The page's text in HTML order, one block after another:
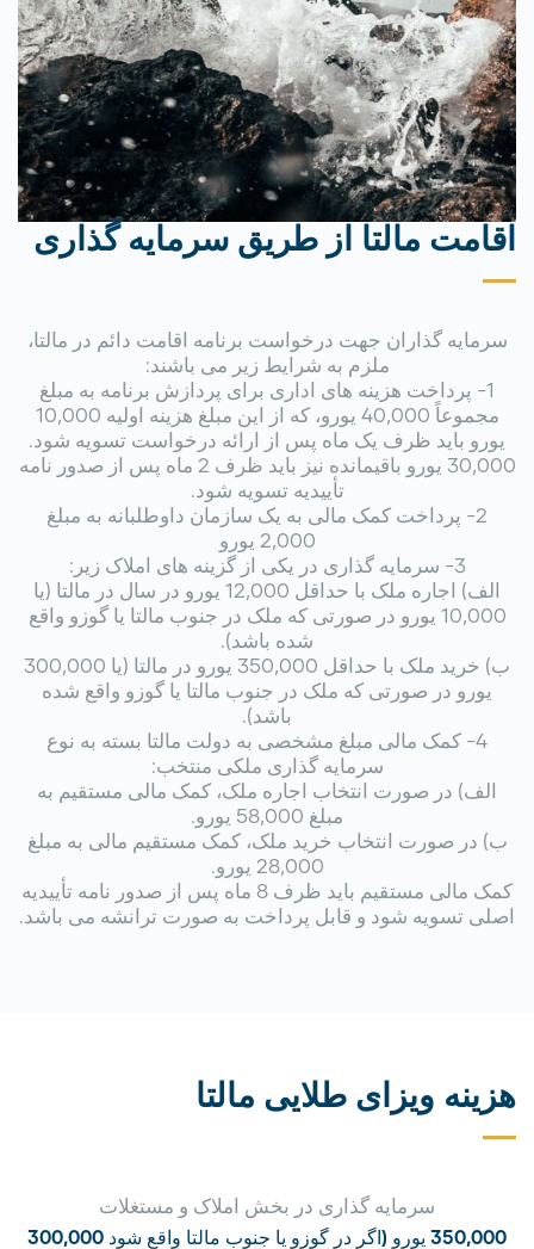
اقامت مالتا از طریق سرمایه گذاری
سرمایه گذاران جهت درخواست برنامه اقامت دائم در مالتا،
ملزم به شرایط زیر می باشند:
1- پرداخت هزینه های اداری برای پردازش برنامه به مبلغ
مجموعاً 40,000 یورو، که از این مبلغ هزینه اولیه 10,000
یورو باید ظرف یک ماه پس از ارائه درخواست تسویه شود.
30,000 یورو باقیمانده نیز باید ظرف 2 ماه پس از صدور نامه
تأییدیه تسویه شود.
2- پرداخت کمک مالی به یک سازمان داوطلبانه به مبلغ
2,000 یورو
3- سرمایه گذاری در یکی از گزینه های املاک زیر:
الف) اجاره ملک با حداقل 12,000 یورو در سال در مالتا (یا
10,000 یورو در صورتی که ملک در جنوب مالتا یا گوزو واقع
شده باشد).
ب) خرید ملک با حداقل 350,000 یورو در مالتا (یا 300,000
یورو در صورتی که ملک در جنوب مالتا یا گوزو واقع شده
باشد).
4- کمک مالی مبلغ مشخصی به دولت مالتا بسته به نوع
سرمایه گذاری ملکی منتخب:
الف) در صورت انتخاب اجاره ملک، کمک مالی مستقیم به
مبلغ 58,000 یورو.
ب) در صورت انتخاب خرید ملک، کمک مستقیم مالی به مبلغ
28,000 یورو.
کمک مالی مستقیم باید ظرف 8 ماه پس از صدور نامه تأییدیه
اصلی تسویه شود و قابل پرداخت به صورت ترانشه می باشد.
هزینه ویزای طلایی مالتا
سرمایه گذاری در بخش املاک و مستغلات
350,000 یورو (اگر در گوزو یا جنوب مالتا واقع شود 300,000